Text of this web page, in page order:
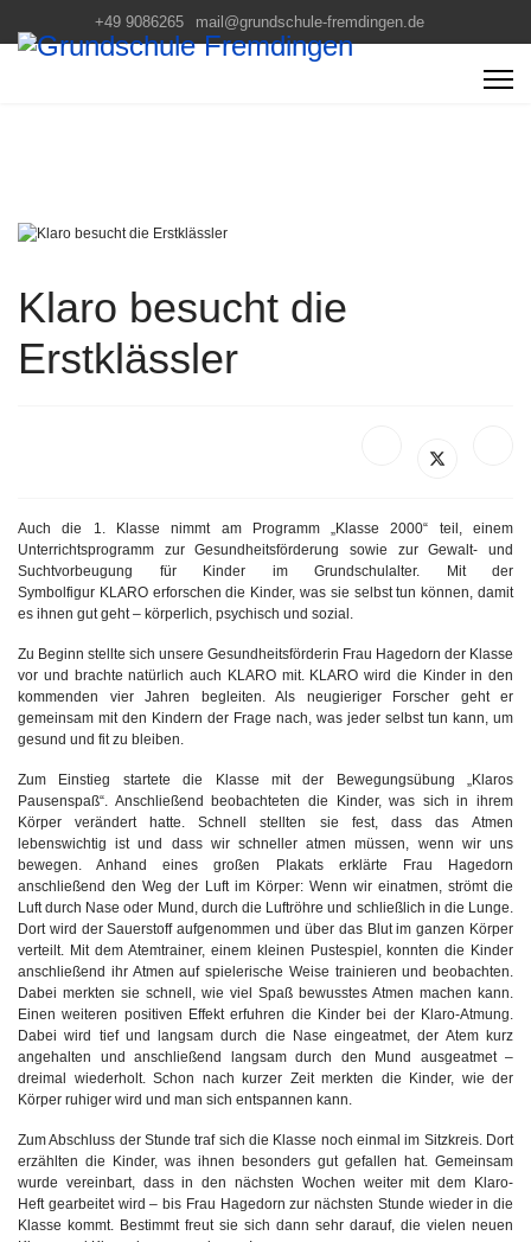
+49 9086265 mail@grundschule-fremdingen.de
Klaro besucht die
Erstklässler
Auch die 1. Klasse nimmt am Programm „Klasse 2000“ teil, einem
Unterrichtsprogramm zur Gesundheitsförderung sowie zur Gewalt- und
Suchtvorbeugung für Kinder im Grundschulalter. Mit der
Symbolfigur KLARO erforschen die Kinder, was sie selbst tun können, damit
es ihnen gut geht – körperlich, psychisch und sozial.
Zu Beginn stellte sich unsere Gesundheitsförderin Frau Hagedorn der Klasse
vor und brachte natürlich auch KLARO mit. KLARO wird die Kinder in den
kommenden vier Jahren begleiten. Als neugieriger Forscher geht er
gemeinsam mit den Kindern der Frage nach, was jeder selbst tun kann, um
gesund und fit zu bleiben.
Zum Einstieg startete die Klasse mit der Bewegungsübung „Klaros
Pausenspaß“. Anschließend beobachteten die Kinder, was sich in ihrem
Körper verändert hatte. Schnell stellten sie fest, dass das Atmen
lebenswichtig ist und dass wir schneller atmen müssen, wenn wir uns
bewegen. Anhand eines großen Plakats erklärte Frau Hagedorn
anschließend den Weg der Luft im Körper: Wenn wir einatmen, strömt die
Luft durch Nase oder Mund, durch die Luftröhre und schließlich in die Lunge.
Dort wird der Sauerstoff aufgenommen und über das Blut im ganzen Körper
verteilt. Mit dem Atemtrainer, einem kleinen Pustespiel, konnten die Kinder
anschließend ihr Atmen auf spielerische Weise trainieren und beobachten.
Dabei merkten sie schnell, wie viel Spaß bewusstes Atmen machen kann.
Einen weiteren positiven Effekt erfuhren die Kinder bei der Klaro-Atmung.
Dabei wird tief und langsam durch die Nase eingeatmet, der Atem kurz
angehalten und anschließend langsam durch den Mund ausgeatmet –
dreimal wiederholt. Schon nach kurzer Zeit merkten die Kinder, wie der
Körper ruhiger wird und man sich entspannen kann.
Zum Abschluss der Stunde traf sich die Klasse noch einmal im Sitzkreis. Dort
erzählten die Kinder, was ihnen besonders gut gefallen hat. Gemeinsam
wurde vereinbart, dass in den nächsten Wochen weiter mit dem Klaro-
Heft gearbeitet wird – bis Frau Hagedorn zur nächsten Stunde wieder in die
Klasse kommt. Bestimmt freut sie sich dann sehr darauf, die vielen neuen